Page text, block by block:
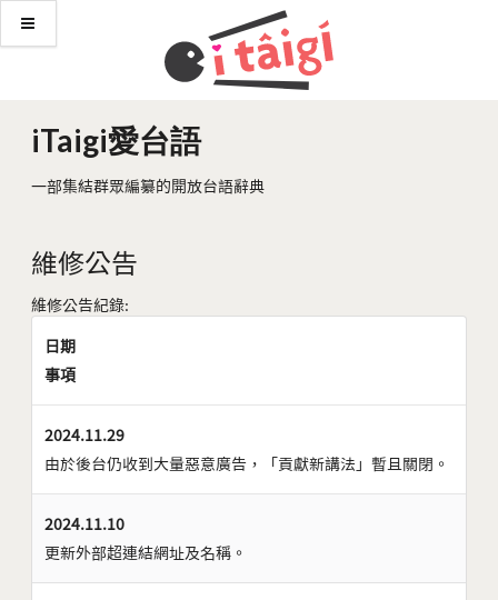
iTaigi愛台語
一部集結群眾編纂的開放台語辭典
維修公告
維修公告紀錄:
日期
事項
2024.11.29
由於後台仍收到大量惡意廣告，「貢獻新講法」暫且關閉。
2024.11.10
更新外部超連結網址及名稱。